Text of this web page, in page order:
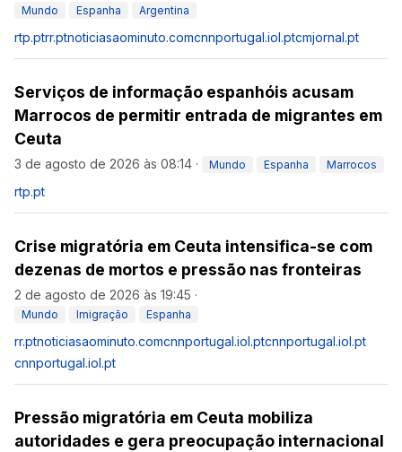
Mundo Espanha Argentina
rtp.ptrr.ptnoticiasaominuto.comcnnportugal.iol.ptcmjornal.pt
Serviços de informação espanhóis acusam
Marrocos de permitir entrada de migrantes em
Ceuta
3 de agosto de 2026 às 08:14 · Mundo Espanha Marrocos
rtp.pt
Crise migratória em Ceuta intensifica-se com
dezenas de mortos e pressão nas fronteiras
2 de agosto de 2026 às 19:45 ·
Mundo Imigração Espanha
rr.ptnoticiasaominuto.comcnnportugal.iol.ptcnnportugal.iol.pt
cnnportugal.iol.pt
Pressão migratória em Ceuta mobiliza
autoridades e gera preocupação internacional